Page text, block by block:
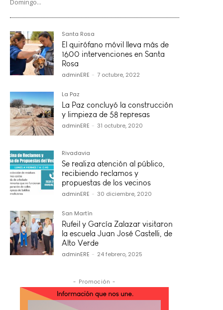
Domingo...
Santa Rosa
El quirófano móvil lleva más de
1600 intervenciones en Santa
Rosa
adminERE - 7 octubre, 2022
La Paz
La Paz concluyó la construcción
y limpieza de 58 represas
adminERE - 31 octubre, 2020
Rivadavia
Se realiza atención al público,
recibiendo reclamos y
propuestas de los vecinos
adminERE - 30 diciembre, 2020
San Martín
Rufeil y García Zalazar visitaron
la escuela Juan José Castelli, de
Alto Verde
adminERE - 24 febrero, 2025
- Promoción -